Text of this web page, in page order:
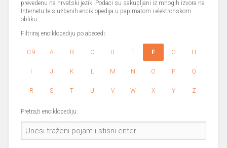
prevedenu na hrvatski jezik. Podaci su sakupljani iz mnogih izvora na
Internetu te službenih enciklopedija u papirnatom i elektronskom
obliku.
Filtriraj enciklopediju po abecedi:
0-9 A B C D E F G H
I J K L M N O P Q
R S T U V W X Y Z
Pretraži enciklopediju: